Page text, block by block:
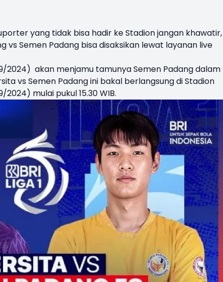
yang tidak bisa hadir ke Stadion jangan khawatir,
vsSemen Padang bisa disaksikan lewat layanan live
2024) akan menjamu tamunya Semen Padang dalam
vs Semen Padangini bakal berlangsung di Stadion
mulai pukul 15.30 WIB.